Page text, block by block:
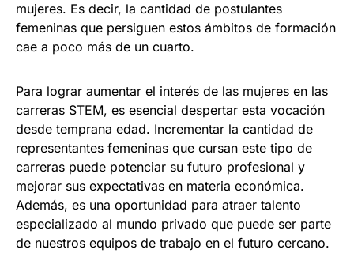
mujeres. Es decir, la cantidad de postulantes
femeninas que persiguen estos ámbitos de formación
cae a poco más de un cuarto.
Para lograr aumentar el interés de las mujeres en las
carreras STEM, es esencial despertar esta vocación
desde temprana edad. Incrementar la cantidad de
representantes femeninas que cursan este tipo de
carreras puede potenciar su futuro profesional y
mejorar sus expectativas en materia económica.
Además, es una oportunidad para atraer talento
especializado al mundo privado que puede ser parte
de nuestros equipos de trabajo en el futuro cercano.